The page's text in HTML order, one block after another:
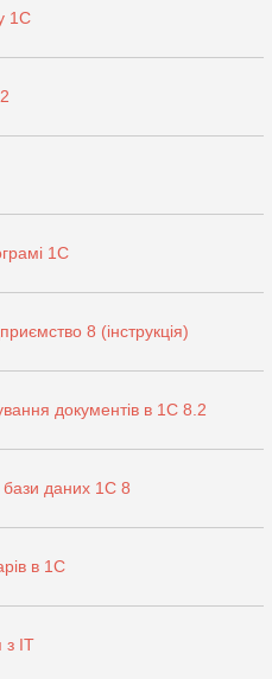
1С
1С
8 (інструкція)
документів в 1С 8.2
бази даних 1С 8
в 1С
з ІТ